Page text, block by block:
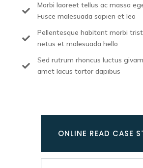

Morbi laoreet tellus ac massa
Fusce malesuada sapien et leo

Pellentesque habitant morbi
netus et malesuada hello

Sed rutrum rhoncus luctus
amet lacus tortor dapibus
ONLINE READ CASE